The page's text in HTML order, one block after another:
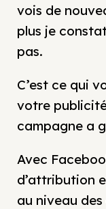
vois de
plus je
pas.
C’est ce qui
votre
campagne a
Avec
d’attribution
au niveau